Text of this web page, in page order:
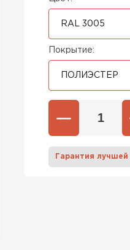
RAL 3005
Покрытие:
ПОЛИЭСТЕР
Гарантия лучшей